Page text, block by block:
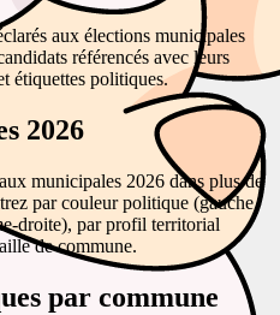
aux élections municipales
référencés avec leurs
étiquettes politiques.
2026
municipales 2026 dans plus de
par couleur politique (gauche,
droite), par profil territorial
de commune.
par commune